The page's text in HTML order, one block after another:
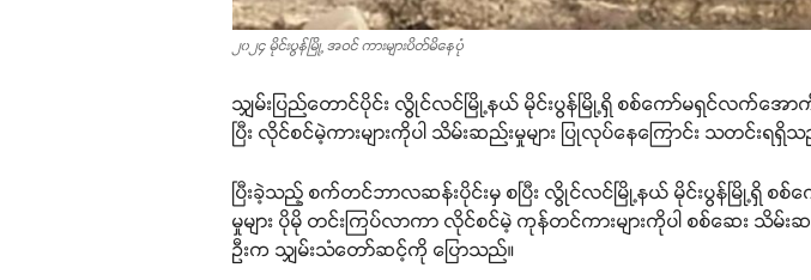
၂၀၂၄ မိုင်းပွန်မြို့ အဝင် ကားများပိတ်မိနေပုံ
သျှမ်းပြည်တောင်ပိုင်း လွိုင်လင်မြို့နယ် မိုင်းပွန်မြို့ရှိ စစ်ကော်မရှင်လက်အောက်
ပြီး လိုင်စင်မဲ့ကားများကိုပါ သိမ်းဆည်းမှုများ ပြုလုပ်နေကြောင်း သတင်းရရှိ
ပြီးခဲ့သည့် စက်တင်ဘာလဆန်းပိုင်းမှ စပြီး လွိုင်လင်မြို့နယ် မိုင်းပွန်မြို့ရှိ စ
မှုများ ပိုမို တင်းကြပ်လာကာ လိုင်စင်မဲ့ ကုန်တင်ကားများကိုပါ စစ်ဆေး သိမ်
ဦးက သျှမ်းသံတော်ဆင့်ကို ပြောသည်။